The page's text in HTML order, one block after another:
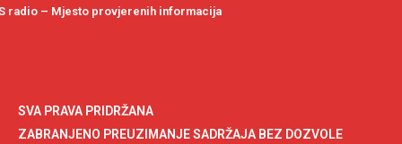
radio – Mjesto provjerenih informacija
SVA PRAVA PRIDRŽANA
ZABRANJENO PREUZIMANJE SADRŽAJA BEZ DOZVOLE